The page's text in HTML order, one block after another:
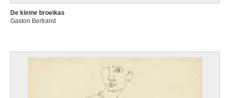
De kleine broeikas
Gaston Bertrand